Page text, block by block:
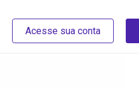
Acesse sua conta